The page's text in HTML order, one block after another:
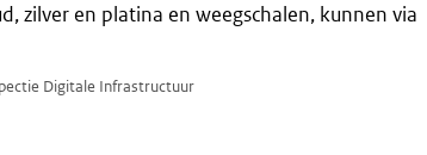
zilver en platina en weegschalen, kunnen via
Digitale Infrastructuur